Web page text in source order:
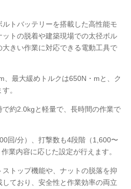
トバッテリーを搭載した高性能モ
トの脱着や建築現場での太径ボル
大きい作業に対応できる電動工具で
、最大緩めトルクは650N・mと、ク
。
約2.0kgと軽量で、長時間の作業で
回/分）、打撃数も4段階（1,600〜
業内容に応じた設定が行えます。
トップ機能や、ナットの脱落を抑
ており、安全性と作業効率の両立